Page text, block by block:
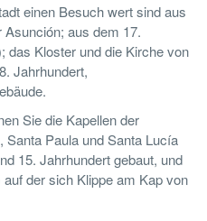
einen Besuch wert sind aus
aus dem 17.
das Kloster und die Kirche von
Jahrhundert,
Sie die Kapellen der
Paula und Santa Lucía
15. Jahrhundert gebaut, und
der sich Klippe am Kap von